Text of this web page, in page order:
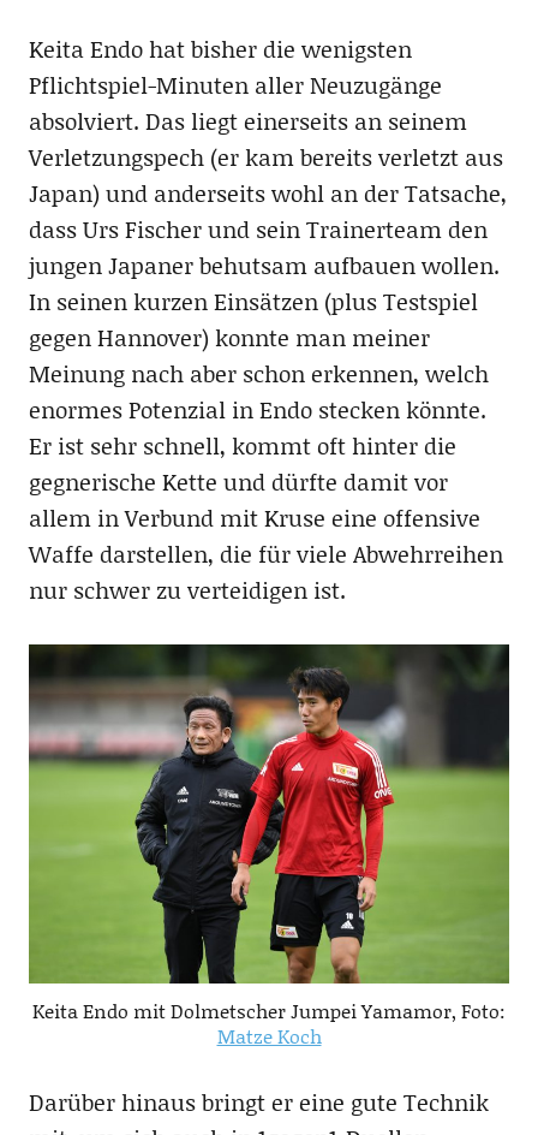
Keita Endo hat bisher die wenigsten
Pflichtspiel-Minuten aller Neuzugänge
absolviert. Das liegt einerseits an seinem
Verletzungspech (er kam bereits verletzt aus
Japan) und anderseits wohl an der Tatsache,
dass Urs Fischer und sein Trainerteam den
jungen Japaner behutsam aufbauen wollen.
In seinen kurzen Einsätzen (plus Testspiel
gegen Hannover) konnte man meiner
Meinung nach aber schon erkennen, welch
enormes Potenzial in Endo stecken könnte.
Er ist sehr schnell, kommt oft hinter die
gegnerische Kette und dürfte damit vor
allem in Verbund mit Kruse eine offensive
Waffe darstellen, die für viele Abwehrreihen
nur schwer zu verteidigen ist.
Keita Endo mit Dolmetscher Jumpei Yamamor, Foto:
Matze Koch
Darüber hinaus bringt er eine gute Technik